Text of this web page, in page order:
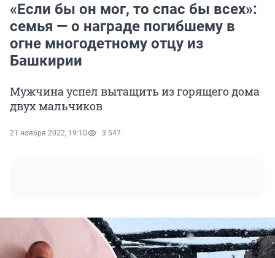
«Если бы он мог, то спас бы всех»:
семья — о награде погибшему в
огне многодетному отцу из
Башкирии
Мужчина успел вытащить из горящего дома
двух мальчиков
21 ноября 2022, 19:10 3 547